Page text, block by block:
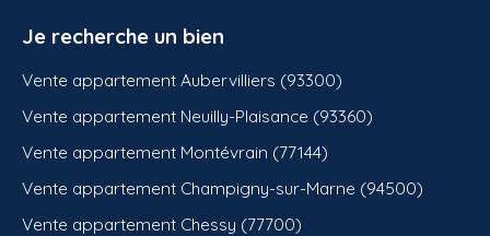
Je recherche un bien
Vente appartement Aubervilliers (93300)
Vente appartement Neuilly-Plaisance (93360)
Vente appartement Montévrain (77144)
Vente appartement Champigny-sur-Marne (94500)
Vente appartement Chessy (77700)